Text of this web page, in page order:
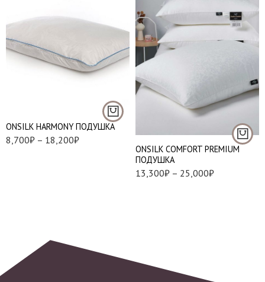
ONSILK HARMONY ПОДУШКА
8,700₽ – 18,200₽
Подушки 50*70 см.
Подушки 50*90 см
низкая плюс /
средней упругости
(XL)
ONSILK COMFORT PREMIUM
ПОДУШКА
13,300₽ – 25,000₽
Низкая плюс (S)
Средняя (M)